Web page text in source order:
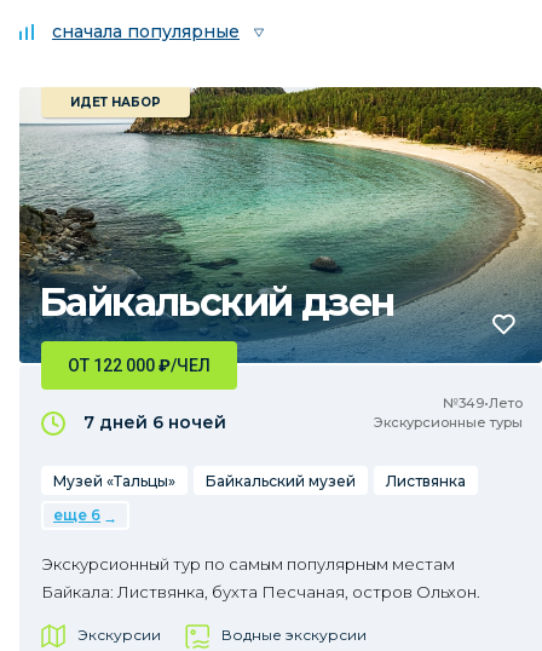
сначала популярные
Байкальский дзен
ИДЕТ НАБОР
№349•Лето
Экскурсионные туры
ОТ 122 000₽/ЧЕЛ
7 дней 6 ночей
Музей «Тальцы» Байкальский музей
Листвянка
еще 6
Экскурсионный тур по самым популярным местам
Байкала: Листвянка, бухта Песчаная, остров Ольхон.
Экскурсии Водные экскурсии